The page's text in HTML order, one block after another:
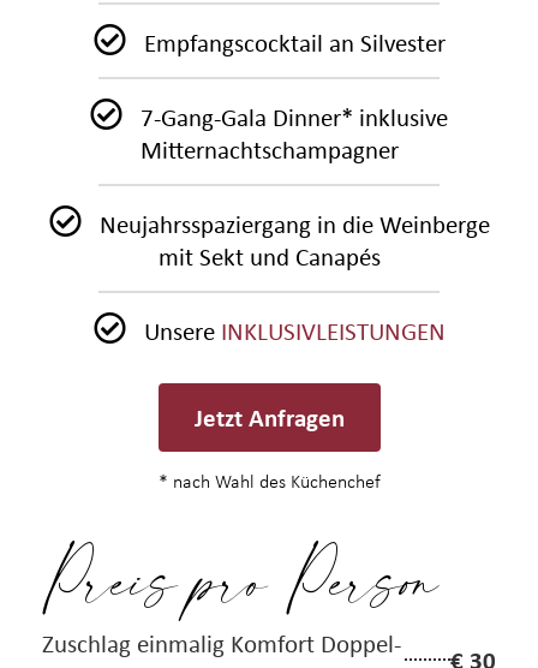
Empfangscocktail an Silvester
7-Gang-Gala Dinner* inklusive
Mitternachtschampagner
Neujahrsspaziergang in die Weinberge
mit Sekt und Canapés
Unsere INKLUSIVLEISTUNGEN
Jetzt Anfragen
* nach Wahl des Küchenchef
Preis pro Person
Zuschlag einmalig Komfort Doppel-
€ 30